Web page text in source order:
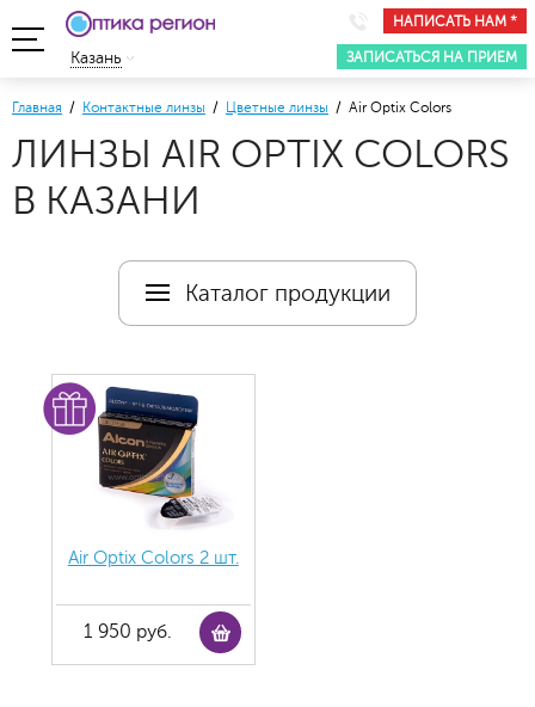
НАПИСАТЬ НАМ *
ЗАПИСАТЬСЯ НА ПРИЕМ
Казань
Главная / Контактные линзы / Цветные линзы / Air Optix Colors
ЛИНЗЫ AIR OPTIX COLORS
В КАЗАНИ
Каталог продукции
Air Optix Colors 2 шт.
1 950 руб.